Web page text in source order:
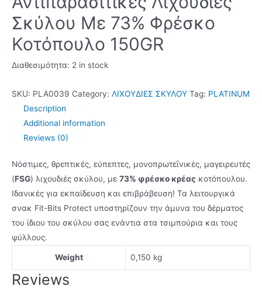
Σκύλου Με 73% Φρέσκο
Κοτόπουλο 150GR
Διαθεσιμότητα: 2 in stock
SKU: PLA0039 Category: ΛΙΧΟΥΔΙΕΣ ΣΚΥΛΟΥ Tag: PLATINUM
Description
Additional information
Reviews (0)
Νόστιμες, θρεπτικές, εύπεπτες, μονοπρωτεΐνικές, μαγειρευτές
(FSG) λιχουδιές σκύλου, με 73% φρέσκο κρέας κοτόπουλου.
Ιδανικές για εκπαίδευση και επιβράβευση! Τα λειτουργικά
σνακ Fit-Bits Protect υποστηρίζουν την άμυνα του δέρματος
του ίδιου του σκύλου σας ενάντια στα τσιμπούρια και τους
ψύλλους.
Weight 0,150 kg
Reviews